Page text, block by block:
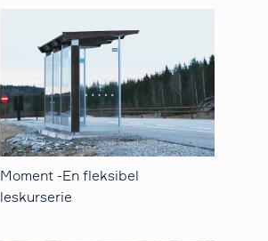
​​Moment -En fleksibel
leskurserie